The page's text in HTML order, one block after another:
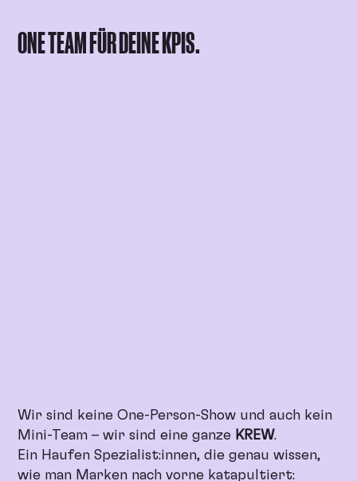
Wir sind keine One-Person-Show und auch kein
Mini-Team – wir sind eine ganze KREW.
Ein Haufen Spezialist:innen, die genau wissen,
wie man Marken nach vorne katapultiert:
ONE TEAM FÜR DEINE KPIS.